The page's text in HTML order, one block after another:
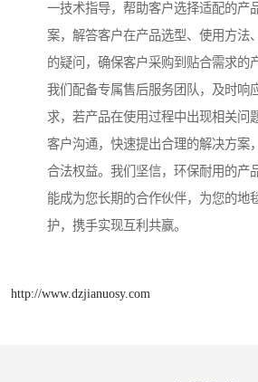
一技术指导，帮助客户选择适配的产
案，解答客户在产品选型、使用方法
的疑问，确保客户采购到贴合需求的
我们配备专属售后服务团队，及时响
求，若产品在使用过程中出现相关问
客户沟通，快速提出合理的解决方案
合法权益。我们坚信，环保耐用的产
能成为您长期的合作伙伴，为您的地
护，携手实现互利共赢。
http://www.dzjianuosy.com